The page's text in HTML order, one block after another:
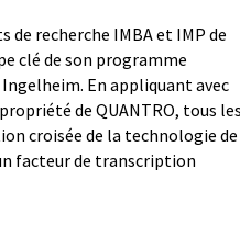
de recherche IMBA et IMP de
clé de son programme
En appliquant avec
de QUANTRO, tous les
croisée de la technologie de
facteur de transcription